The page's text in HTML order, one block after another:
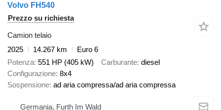
Volvo FH540
Prezzo su richiesta
Camion telaio
2025
14.267 km
Euro 6
Potenza 551 HP (405 kW) Carburante diesel
Configurazione 8x4
Sospensione ad aria compressa/ad aria compressa
Germania, Furth Im Wald